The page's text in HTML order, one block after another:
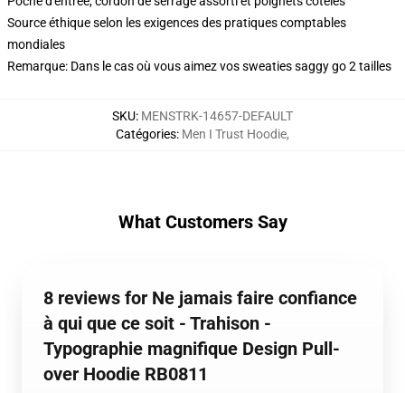
Source éthique selon les exigences des pratiques comptables
mondiales
Remarque: Dans le cas où vous aimez vos sweaties saggy go 2 tailles
SKU: MENSTRK-14657-DEFAULT
Catégories: Men I Trust Hoodie,
What Customers Say
8 reviews for Ne jamais faire confiance
à qui que ce soit - Trahison -
Typographie magnifique Design Pull-
over Hoodie RB0811